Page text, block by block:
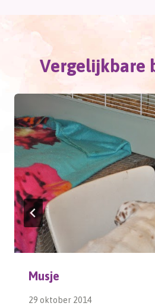
Vergelijkbare
Musje
29 oktober 2014